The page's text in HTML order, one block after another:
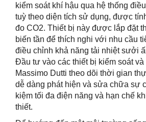
kiểm soát khí hậu qua hệ thống
tuỳ theo diện tích sử dụng, được
đo CO2. Thiết bị này được lắp đặt
biến tần để thích nghi với nhu cầu
điều chỉnh khả năng tải nhiệt sưởi
Đầu tư vào các thiết bị kiểm soát
Massimo Dutti theo dõi thời gian
dễ dàng phát hiện và sửa chữa sự
kiệm tối đa điện năng và hạn chế
thiết.